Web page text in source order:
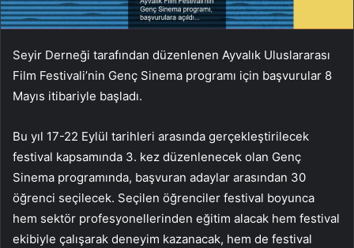
Seyir Derneği tarafından düzenlenen Ayvalık Uluslararası
Film Festivali’nin Genç Sinema programı için başvurular 8
Mayıs itibariyle başladı.
Bu yıl 17-22 Eylül tarihleri arasında gerçekleştirilecek
festival kapsamında 3. kez düzenlenecek olan Genç
Sinema programında, başvuran adaylar arasından 30
öğrenci seçilecek. Seçilen öğrenciler festival boyunca
hem sektör profesyonellerinden eğitim alacak hem festival
ekibiyle çalışarak deneyim kazanacak, hem de festival